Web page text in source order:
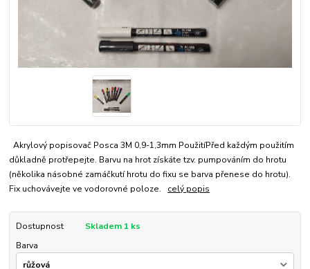
Akrylový popisovač Posca 3M 0,9-1,3mm PoužitíPřed každým použitím
důkladně protřepejte. Barvu na hrot získáte tzv. pumpováním do hrotu
(několika násobné zamáčkutí hrotu do fixu se barva přenese do hrotu).
Fix uchovávejte ve vodorovné poloze. celý popis
Dostupnost
Skladem 1 ks
Barva